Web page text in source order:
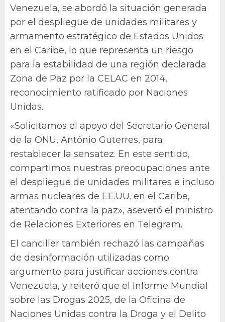
Venezuela, se abordó la situación generada
por el despliegue de unidades militares y
armamento estratégico de Estados Unidos
en el Caribe, lo que representa un riesgo
para la estabilidad de una región declarada
Zona de Paz por la CELAC en 2014,
reconocimiento ratificado por Naciones
Unidas.
«Solicitamos el apoyo del Secretario General
de la ONU, António Guterres, para
restablecer la sensatez. En este sentido,
compartimos nuestras preocupaciones ante
el despliegue de unidades militares e incluso
armas nucleares de EE.UU. en el Caribe,
atentando contra la paz», aseveró el ministro
de Relaciones Exteriores en Telegram.
El canciller también rechazó las campañas
de desinformación utilizadas como
argumento para justificar acciones contra
Venezuela, y reiteró que el Informe Mundial
sobre las Drogas 2025, de la Oficina de
Naciones Unidas contra la Droga y el Delito